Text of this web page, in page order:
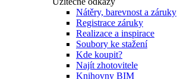
Nátěry, barevnost a záruky
Registrace záruky
Realizace a inspirace
Soubory ke stažení
Kde koupit?
Najít zhotovitele
Knihovny BIM